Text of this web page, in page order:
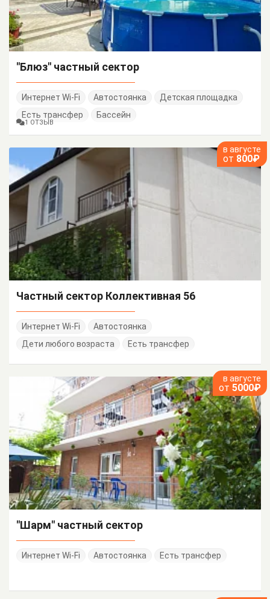
"Блюз" частный сектор
Интернет Wi-Fi Автостоянка
Детская площадка
Есть трансфер
Бассейн
1 ОТЗЫВ
в августе
от 800₽
Частный сектор Коллективная 56
Интернет Wi-Fi
Автостоянка
Дети любого возраста
Есть трансфер
в августе
от 5000₽
"Шарм" частный сектор
Интернет Wi-Fi Автостоянка Есть трансфер